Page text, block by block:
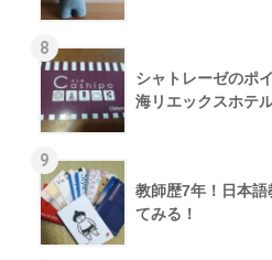
8
シャトレーゼのポ
海リエックスホテ
9
教師歴7年！日本
てみる！